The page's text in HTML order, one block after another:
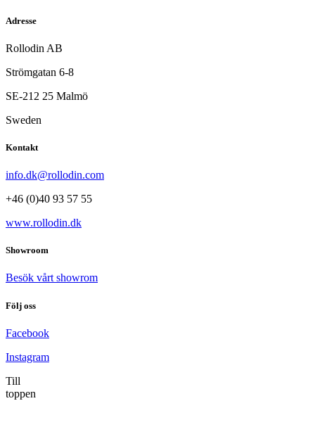
Adresse
Rollodin AB
Strömgatan 6-8
SE-212 25 Malmö
Sweden
Kontakt
info.dk@rollodin.com
+46 (0)40 93 57 55
www.rollodin.dk
Showroom
Besök vårt showrom
Följ oss
Facebook
Instagram
Till
toppen